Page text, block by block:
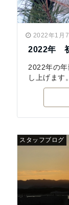
2022年1月7
2022年
2022年の
し上げます
スタッフブログ